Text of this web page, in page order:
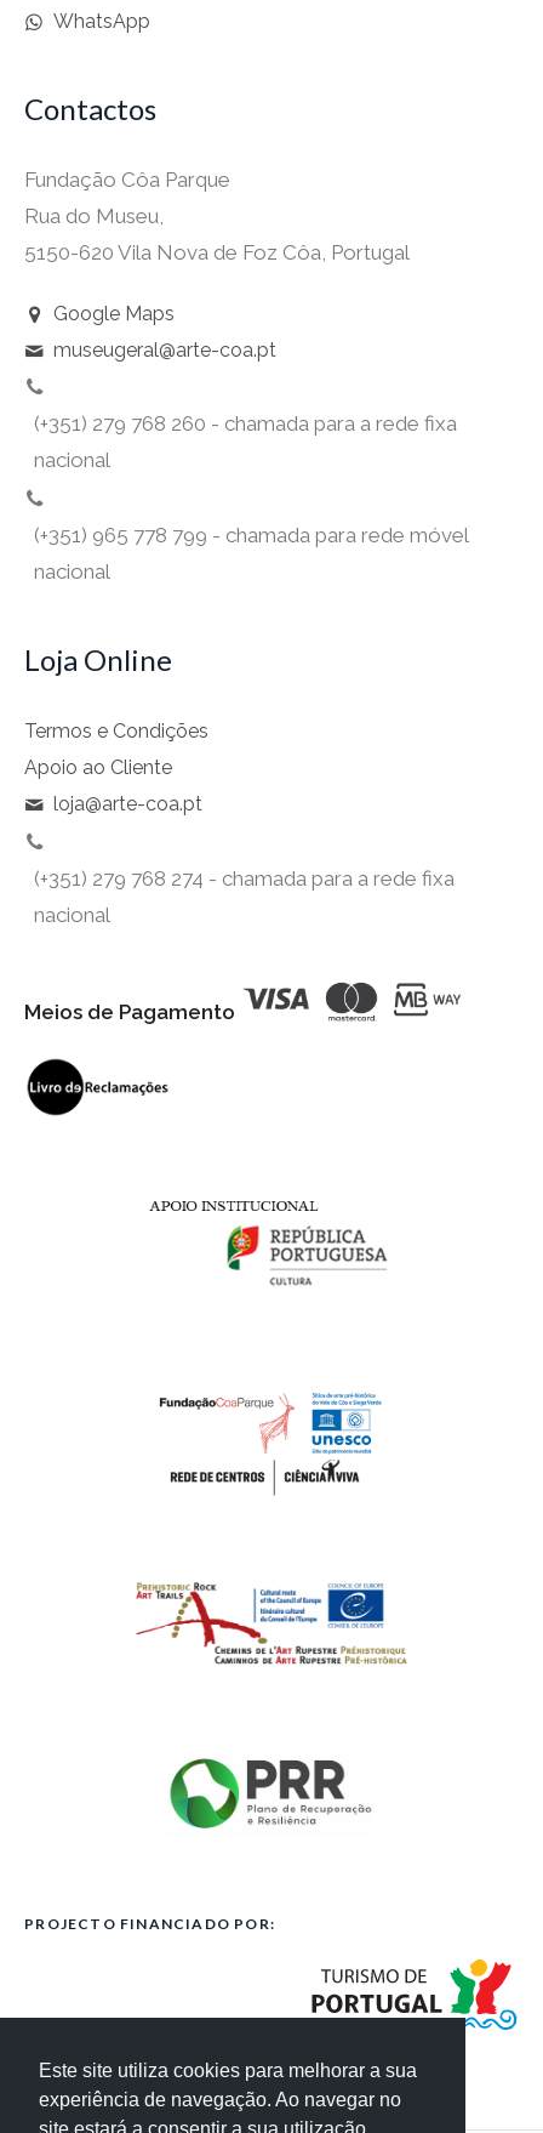
Este site utiliza cookies para melhorar a sua
experiência de navegação. Ao navegar no
WhatsApp
Contactos
Fundação Côa Parque
Rua do Museu,
5150-620 Vila Nova de Foz Côa, Portugal
Google Maps
museugeral@arte-coa.pt
(+351) 279 768 260 - chamada para a rede fixa
nacional
(+351) 965 778 799 - chamada para rede móvel
nacional
Loja Online
Termos e Condições
Apoio ao Cliente
loja@arte-coa.pt
(+351) 279 768 274 - chamada para a rede fixa
nacional
Meios de Pagamento
PROJECTO FINANCIADO POR: